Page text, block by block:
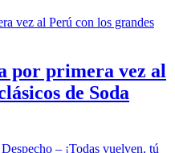
por primera vez al
de Soda